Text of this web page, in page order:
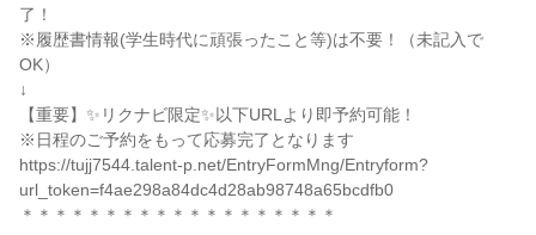
了！
※履歴書情報(学生時代に頑張ったこと等)は不要！（未記入で
OK）
↓
【重要】✨リクナビ限定✨以下URLより即予約可能！
※日程のご予約をもって応募完了となります
https://tujj7544.talent-p.net/EntryFormMng/Entryform?
url_token=f4ae298a84dc4d28ab98748a65bcdfb0
＊＊＊＊＊＊＊＊＊＊＊＊＊＊＊＊＊＊＊